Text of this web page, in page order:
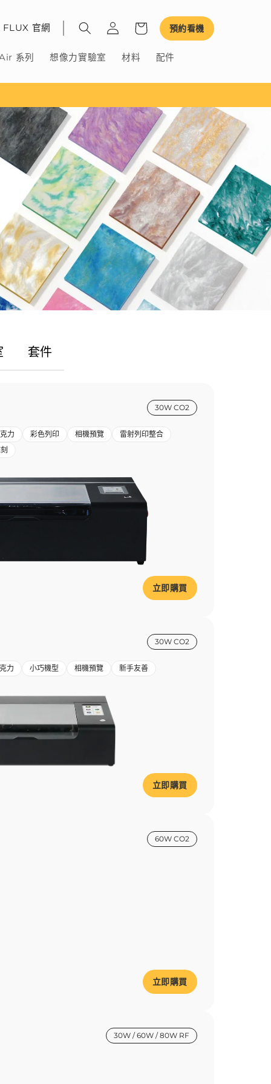
系列 想像力實驗室 材料 配件
FLUX 官網 預約看機
套件
30W CO2
力 彩色列印 相機預覽
雷射列印整合
立即購買
30W CO2
力 小巧機型 相機預覽 新手友善
立即購買
60W CO2
立即購買
30W / 60W / 80W RF